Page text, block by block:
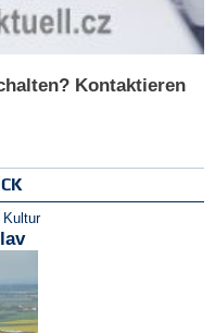
Kontaktieren
Kultur